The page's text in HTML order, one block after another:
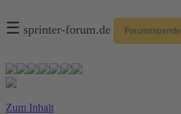
☰ sprinter-forum.de Forumsspende
Zum Inhalt